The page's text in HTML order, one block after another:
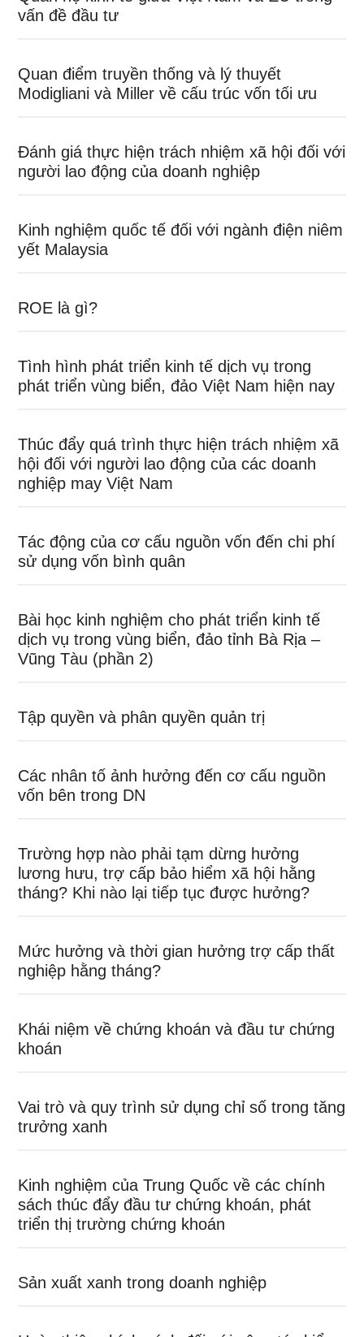
vấn đề đầu tư
Quan điểm truyền thống và lý thuyết
Modigliani và Miller về cấu trúc vốn tối ưu
Đánh giá thực hiện trách nhiệm xã hội đối với
người lao động của doanh nghiệp
Kinh nghiệm quốc tế đối với ngành điện niêm
yết Malaysia
ROE là gì?
Tình hình phát triển kinh tế dịch vụ trong
phát triển vùng biển, đảo Việt Nam hiện nay
Thúc đẩy quá trình thực hiện trách nhiệm xã
hội đối với người lao động của các doanh
nghiệp may Việt Nam
Tác động của cơ cấu nguồn vốn đến chi phí
sử dụng vốn bình quân
Bài học kinh nghiệm cho phát triển kinh tế
dịch vụ trong vùng biển, đảo tỉnh Bà Rịa –
Vũng Tàu (phần 2)
Tập quyền và phân quyền quản trị
Các nhân tố ảnh hưởng đến cơ cấu nguồn
vốn bên trong DN
Trường hợp nào phải tạm dừng hưởng
lương hưu, trợ cấp bảo hiểm xã hội hằng
tháng? Khi nào lại tiếp tục được hưởng?
Mức hưởng và thời gian hưởng trợ cấp thất
nghiệp hằng tháng?
Khái niệm về chứng khoán và đầu tư chứng
khoán
Vai trò và quy trình sử dụng chỉ số trong tăng
trưởng xanh
Kinh nghiệm của Trung Quốc về các chính
sách thúc đẩy đầu tư chứng khoán, phát
triển thị trường chứng khoán
Sản xuất xanh trong doanh nghiệp